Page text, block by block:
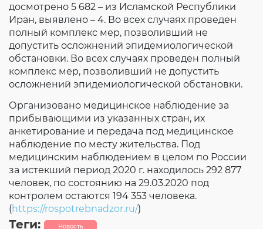
досмотрено 5 682 – из Исламской Республики
Иран, выявлено – 4. Во всех случаях проведен
полный комплекс мер, позволивший не
допустить осложнений эпидемиологической
обстановки. Во всех случаях проведен полный
комплекс мер, позволивший не допустить
осложнений эпидемиологической обстановки.
Организовано медицинское наблюдение за
прибывающими из указанных стран, их
анкетирование и передача под медицинское
наблюдение по месту жительства. Под
медицинским наблюдением в целом по России
за истекший период 2020 г. находилось 292 877
человек, по состоянию на 29.03.2020 под
контролем остаются 194 353 человека.
(https://rospotrebnadzor.ru/)
Теги: Новость